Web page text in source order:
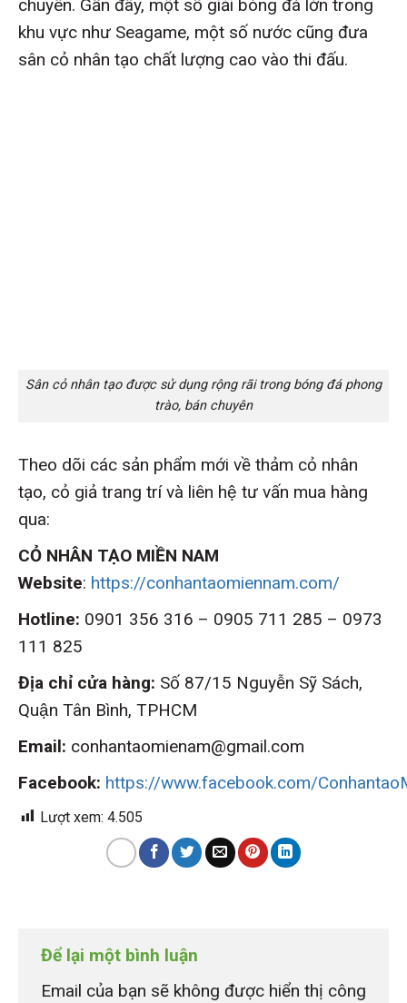
chuyên. Gần đây, một số giải bóng đá lớn trong
khu vực như Seagame, một số nước cũng đưa
sân cỏ nhân tạo chất lượng cao vào thi đấu.
Sân cỏ nhân tạo được sử dụng rộng rãi trong bóng đá phong
trào, bán chuyên
Theo dõi các sản phẩm mới về thảm cỏ nhân
tạo, cỏ giả trang trí và liên hệ tư vấn mua hàng
qua:
CỎ NHÂN TẠO MIỀN NAM
Website: https://conhantaomiennam.com/
Hotline: 0901 356 316 – 0905 711 285 – 0973
111 825
Địa chỉ cửa hàng: Số 87/15 Nguyễn Sỹ Sách,
Quận Tân Bình, TPHCM
Email: conhantaomienam@gmail.com
Facebook: https://www.facebook.com/
Lượt xem: 4.505
Để lại một bình luận
Email của bạn sẽ không được hiển thị công